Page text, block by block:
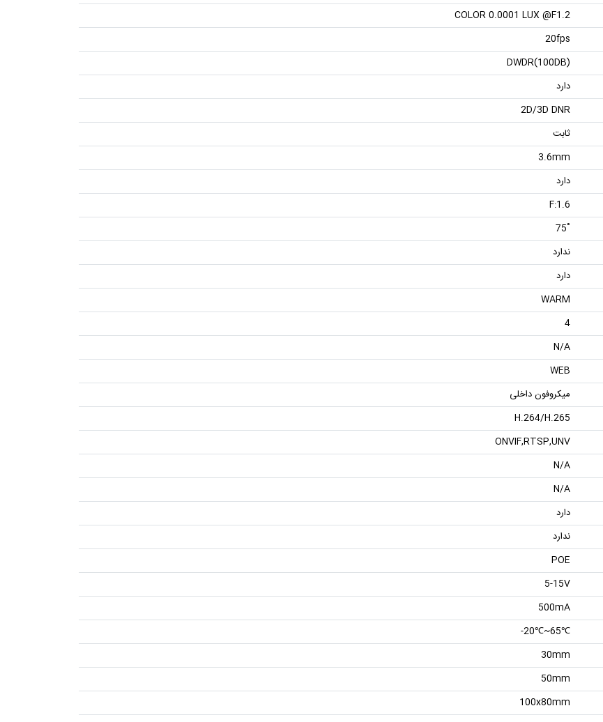
COLOR 0.0001 LUX @F1.2
20fps
DWDR(100DB)
دارد
2D/3D DNR
ثابت
3.6mm
دارد
F:1.6
˚75
ندارد
دارد
WARM
4
N/A
WEB
میکروفون داخلی
H.264/H.265
ONVIF,RTSP,UNV
N/A
N/A
دارد
ندارد
POE
5-15V
500mA
℃65~℃20-
30mm
50mm
100x80mm